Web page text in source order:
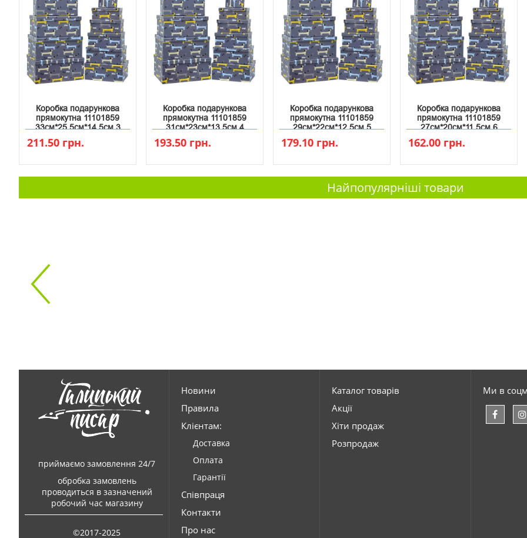
Коробка подарункова
прямокутна 11101859
33см*25.5см*14.5см 3
211.50 грн.
Коробка подарункова
прямокутна 11101859
31см*23см*13.5см 4
193.50 грн.
Коробка подарункова
прямокутна 11101859
29см*22см*12.5см 5
179.10 грн.
Коробка подарункова
прямокутна 11101859
27см*20см*11.5см 6
162.00 грн.
Найпопулярніші товари
приймаємо замовлення 24/7
обробка замовлень
проводиться в зазначений
робочий час магазину
©2017-2025
Новини
Правила
Клієнтам:
Доставка
Оплата
Гарантії
Співпраця
Контакти
Про нас
Каталог товарів
Акції
Хіти продаж
Розпродаж
Ми в